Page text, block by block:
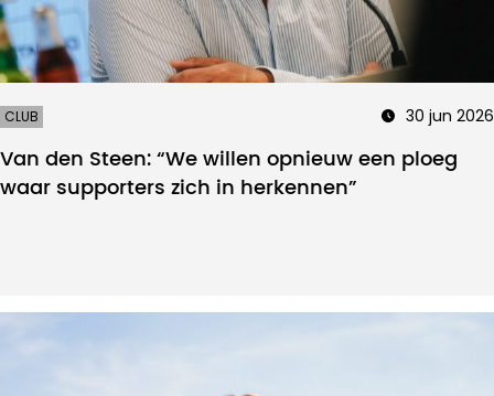
CLUB 30 jun 2026
Van den Steen: “We willen opnieuw een ploeg
waar supporters zich in herkennen”